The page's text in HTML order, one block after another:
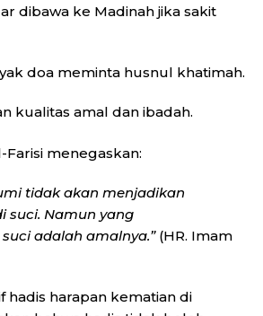
dibawa ke Madinah jika sakit
doa meminta husnul khatimah.
kualitas amal dan ibadah.
Farisi menegaskan:
tidak akan menjadikan
suci. Namun yang
adalah amalnya.”(HR. Imam
hadis harapan kematian di